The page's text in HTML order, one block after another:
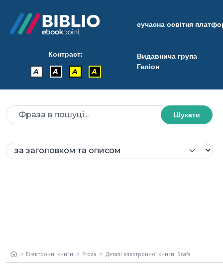
сучасна освітня
Контраст:
A
A A A
Видавнича група
Геліон
Шукати
Електронні книги Proza Деталі електронної книги: Szafa